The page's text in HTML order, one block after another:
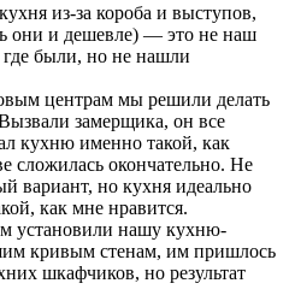
из-за короба и выступов,
они и дешевле) — это не наш
были, но не нашли
центрам мы решили делать
замерщика, он все
кухню именно такой, как
сложилась окончательно. Не
вариант, но кухня идеально
как мне нравится.
установили нашу кухню-
кривым стенам, им пришлось
шкафчиков, но результат